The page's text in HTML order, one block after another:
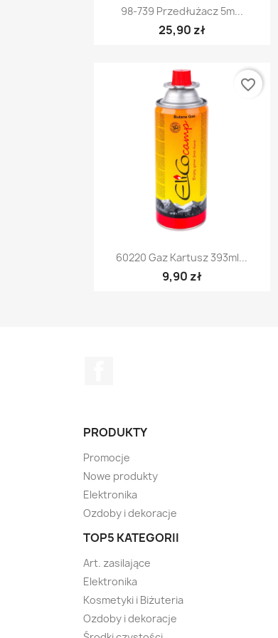
Szybki podgląd
98-739 Przedłużacz 5m...
25,90 zł
Szybki podgląd
60220 Gaz Kartusz 393ml...
9,90 zł
favorite_border
PRODUKTY
Promocje
Nowe produkty
Elektronika
Ozdoby i dekoracje
TOP5 KATEGORII
Art. zasilające
Elektronika
Kosmetyki i Biżuteria
Ozdoby i dekoracje